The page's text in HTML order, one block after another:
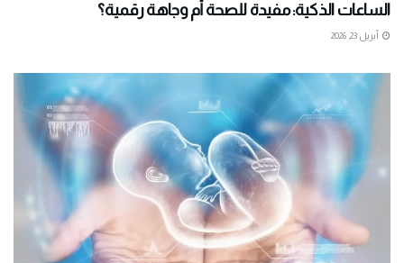
الساعات الذكية: مفيدة للصحة أم وجاهة رقمية؟
أبريل 23, 2026